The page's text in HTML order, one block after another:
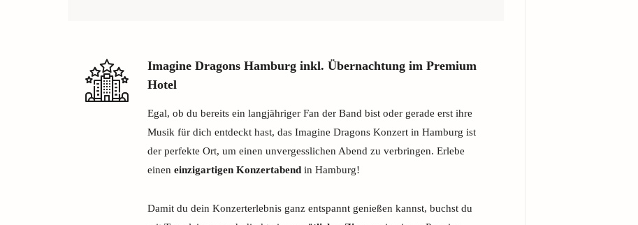
Imagine Dragons Hamburg inkl. Übernachtung im Premium
Hotel
Egal, ob du bereits ein langjähriger Fan der Band bist oder gerade erst ihre
Musik für dich entdeckt hast, das Imagine Dragons Konzert in Hamburg ist
der perfekte Ort, um einen unvergesslichen Abend zu verbringen. Erlebe
einen einzigartigen Konzertabend in Hamburg!
Damit du dein Konzerterlebnis ganz entspannt genießen kannst, buchst du